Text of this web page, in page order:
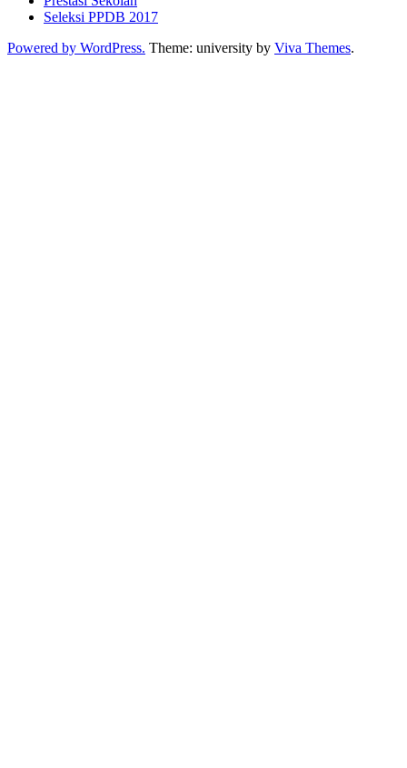
Seleksi PPDB 2017
Powered by WordPress. Theme: university by Viva Themes.